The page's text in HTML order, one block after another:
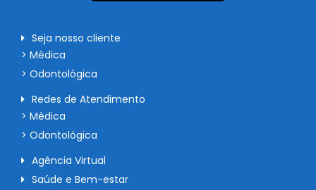
Seja nosso cliente
> Médica
> Odontológica
Redes de Atendimento
> Médica
> Odontológica
Agência Virtual
Saúde e Bem-estar